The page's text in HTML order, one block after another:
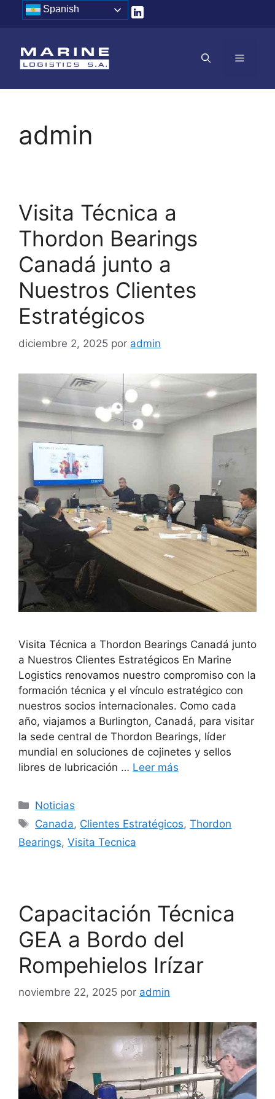
Saltar
MENÚ
admin
Visita Técnica a
Thordon Bearings
Canadá junto a
Nuestros Clientes
Estratégicos
diciembre 2, 2025 por admin
Visita Técnica a Thordon Bearings Canadá junto
a Nuestros Clientes Estratégicos En Marine
Logistics renovamos nuestro compromiso con la
formación técnica y el vínculo estratégico con
nuestros socios internacionales. Como cada
año, viajamos a Burlington, Canadá, para visitar
la sede central de Thordon Bearings, líder
mundial en soluciones de cojinetes y sellos
libres de lubricación … Leer más
Categorías
Noticias
Etiquetas
Canada, Clientes Estratégicos,Thordon
Bearings, Visita Tecnica
Capacitación Técnica
GEA a Bordo del
Rompehielos Irízar
noviembre 22, 2025 por admin
Spanish